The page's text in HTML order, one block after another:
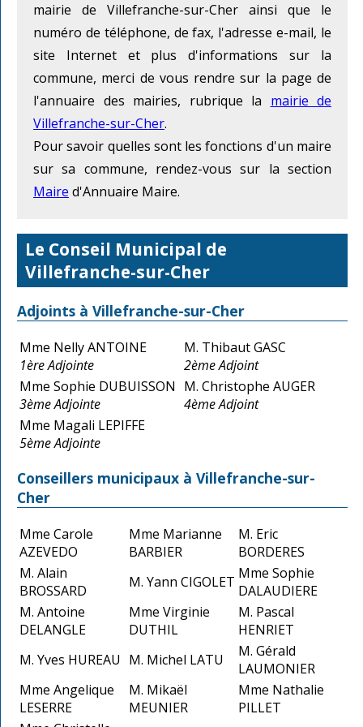
mairie de Villefranche-sur-Cher ainsi que le
numéro de téléphone, de fax, l'adresse e-mail, le
site Internet et plus d'informations sur la
commune, merci de vous rendre sur la page de
l'annuaire des mairies, rubrique la mairie de
Villefranche-sur-Cher.
Pour savoir quelles sont les fonctions d'un maire
sur sa commune, rendez-vous sur la section
Maire d'Annuaire Maire.
Le Conseil Municipal de
Villefranche-sur-Cher
Adjoints à Villefranche-sur-Cher
Mme Nelly ANTOINE
1ère Adjointe
M. Thibaut GASC
2ème Adjoint
Mme Sophie DUBUISSON
3ème Adjointe
M. Christophe AUGER
4ème Adjoint
Mme Magali LEPIFFE
5ème Adjointe
Conseillers municipaux à Villefranche-sur-
Cher
Mme Carole
AZEVEDO
Mme Marianne
BARBIER
M. Eric
BORDERES
M. Alain
BROSSARD
M. Yann CIGOLET Mme Sophie
DALAUDIERE
M. Antoine
DELANGLE
Mme Virginie
DUTHIL
M. Pascal
HENRIET
M. Yves HUREAU M. Michel LATU
M. Gérald
LAUMONIER
Mme Angelique
LESERRE
M. Mikaël
MEUNIER
Mme Nathalie
PILLET